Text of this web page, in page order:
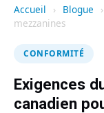
Accueil › Blogue ›
mezzanines
CONFORMITÉ
Exigences
canadien